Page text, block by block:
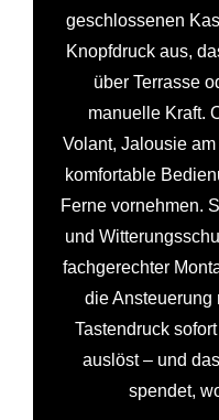
geschlossenen
Knopfdruck aus,
über Terrasse
manuelle Kraft.
Volant, Jalousie
komfortable
Ferne vornehmen.
und
fachgerechter
die Ansteuerung
Tastendruck
auslöst – und
spendet,